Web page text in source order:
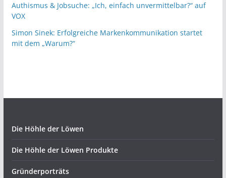
Authismus & Jobsuche: „Ich, einfach unvermittelbar?“ auf
VOX
Simon Sinek: Erfolgreiche Markenkommunikation startet
mit dem „Warum?“
Die Höhle der Löwen
Die Höhle der Löwen Produkte
Gründerporträts